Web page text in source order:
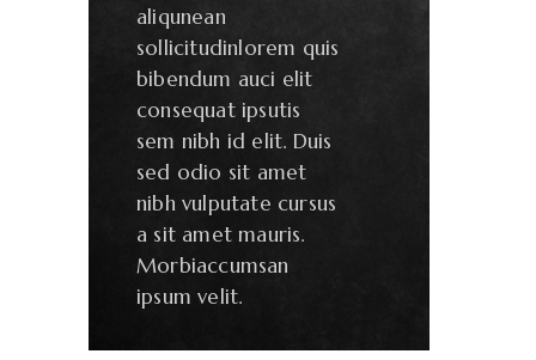
aliqunean
sollicitudinlorem quis
bibendum auci elit
consequat ipsutis
sem nibh id elit. Duis
sed odio sit amet
nibh vulputate cursus
a sit amet mauris.
Morbiaccumsan
ipsum velit.